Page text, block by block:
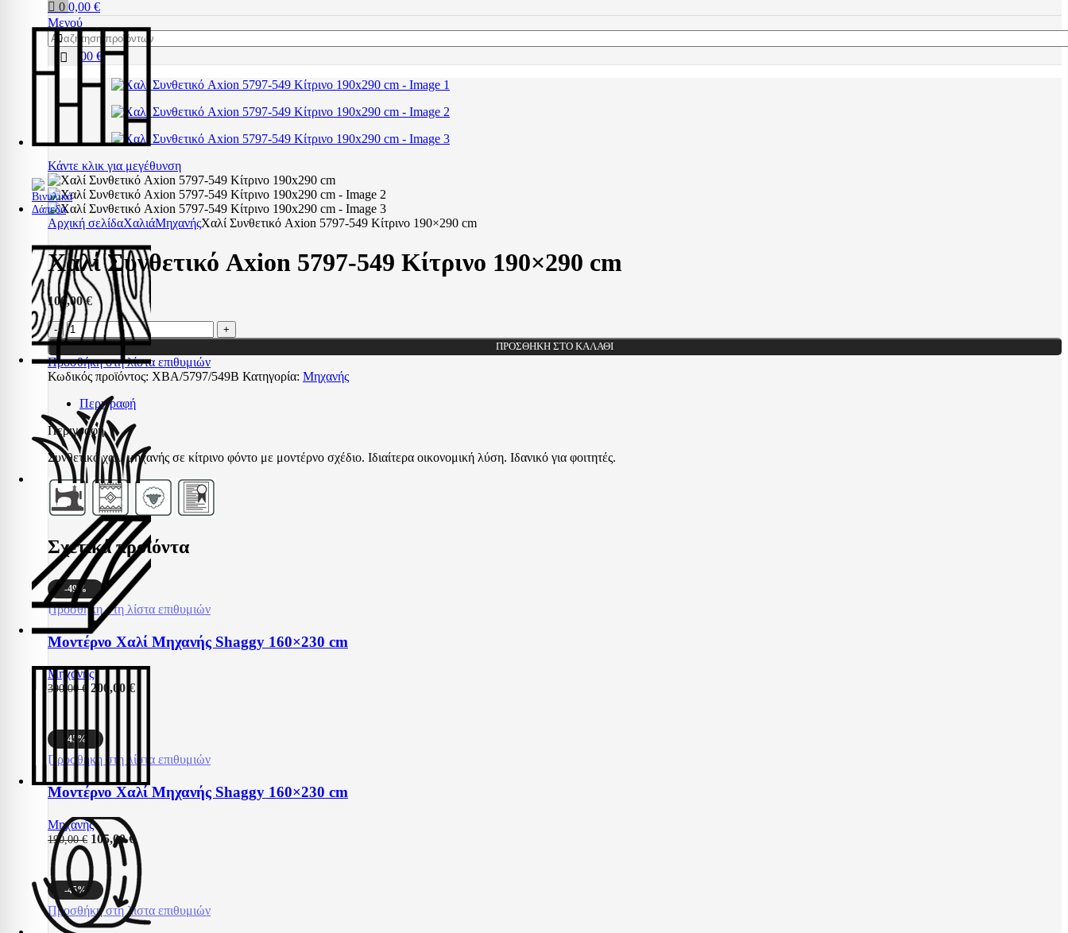
0 0,00 €
Μενού
0,00 €
Κάντε κλικ για μεγέθυνση
Αρχική σελίδαΧαλιάΜηχανήςΧαλί Συνθετικό Axion 5797-549 Κίτρινο 190×290 cm
Χαλί Συνθετικό Axion 5797-549 Κίτρινο 190×290 cm
100,00€
ΠΡΟΣΘΉΚΗ ΣΤΟ ΚΑΛΆΘΙ
Προσθήκη στη λίστα επιθυμιών
Κωδικός προϊόντος: XBA/5797/549Β Κατηγορία: Μηχανής
Περιγραφή
Περιγραφή
Συνθετικό χαλί μηχανής σε κίτρινο φόντο με μοντέρνο σχέδιο. Ιδιαίτερα οικονομική λύση. Ιδανικό για φοιτητές.
Σχετικά προϊόντα
-49%
Προσθήκη στη λίστα επιθυμιών
Μοντέρνο Χαλί Μηχανής Shaggy 160×230 cm
Μηχανής
390,00€ 200,00 €
-45%
Προσθήκη στη λίστα επιθυμιών
Μοντέρνο Χαλί Μηχανής Shaggy 160×230 cm
Μηχανής
190,00€ 105,00€
-45%
Προσθήκη στη λίστα επιθυμιών